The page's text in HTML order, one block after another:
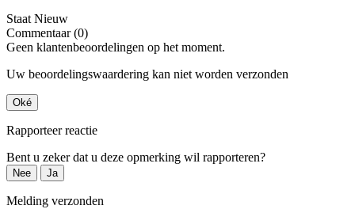
StaatNieuw
Commentaar (0)
Geen klantenbeoordelingen op het moment.
Uw beoordelingswaardering kan niet worden verzonden
Oké
Rapporteer reactie
Bent u zeker dat u deze opmerking wil rapporteren?
Nee Ja
Melding verzonden